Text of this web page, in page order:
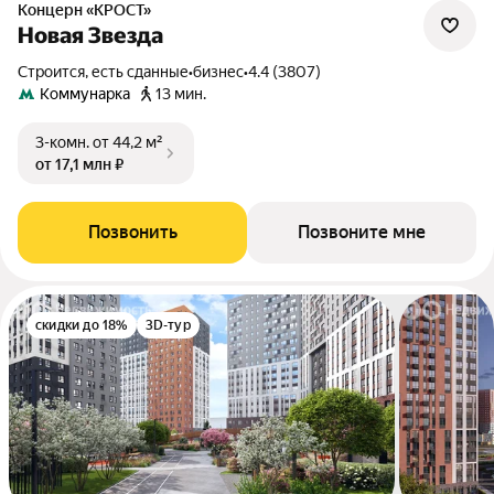
Концерн «КРОСТ»
Новая Звезда
Строится, есть сданные•бизнес•4.4 (3807)
Коммунарка
13 мин.
3-комн.от 44,2 м²
от 17,1 млн ₽
Позвонить Позвоните мне
скидки до 18% 3D-тур